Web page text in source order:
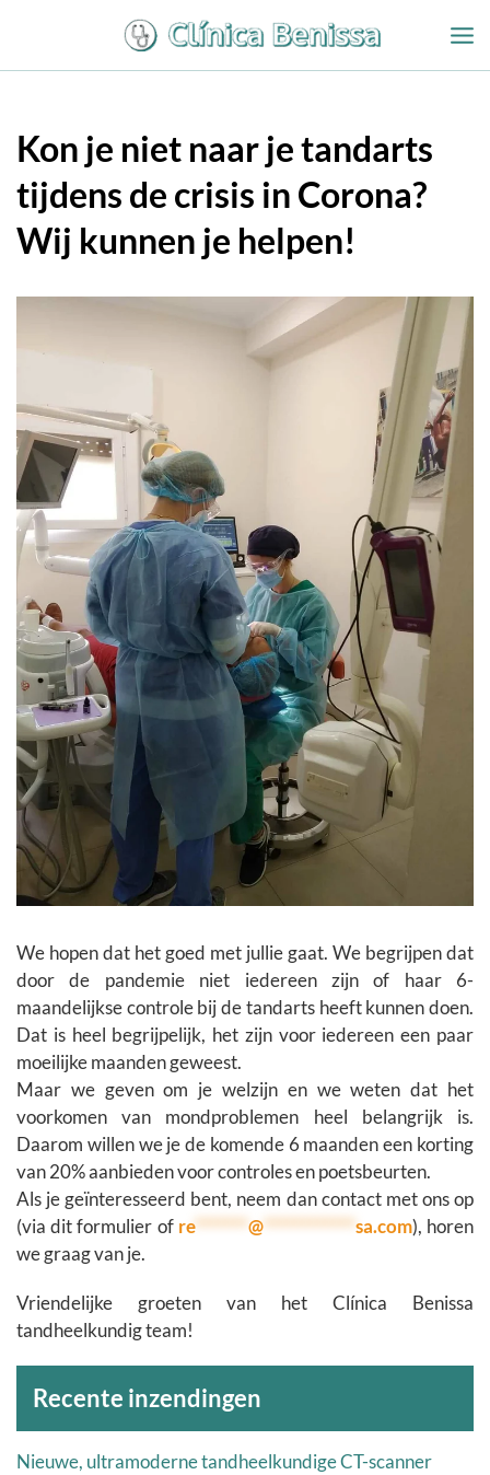
inhoud
Kon je niet naar je tandarts
tijdens de crisis in Corona?
Wij kunnen je helpen!
We hopen dat het goed met jullie gaat. We begrijpen dat
door de pandemie niet iedereen zijn of haar 6-
maandelijkse controle bij de tandarts heeft kunnen doen.
Dat is heel begrijpelijk, het zijn voor iedereen een paar
moeilijke maanden geweest.
Maar we geven om je welzijn en we weten dat het
voorkomen van mondproblemen heel belangrijk is.
Daarom willen we je de komende 6 maanden een korting
van 20% aanbieden voor controles en poetsbeurten.
Als je geïnteresseerd bent, neem dan contact met ons op
(via dit formulier of re*******@************sa.com), horen
we graag van je.
Vriendelijke groeten van het Clínica Benissa
tandheelkundig team!
Recente inzendingen
Nieuwe, ultramoderne tandheelkundige CT-scanner